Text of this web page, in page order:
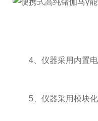
4、仪器采用内置电
5、仪器采用模块化